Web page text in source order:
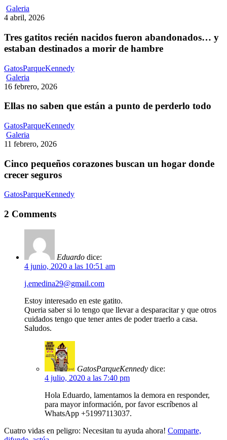
Galeria
gatitos
nacidos
fueron
abandonados…
estaban
destinados
a
de
4 abril, 2026
Tres gatitos recién nacidos fueron abandonados… y
estaban destinados a morir de hambre
GatosParqueKennedy
Galeria
no
que
a
punto
de
perderlo
16 febrero, 2026
Ellas no saben que están a punto de perderlo todo
GatosParqueKennedy
Galeria
pequeños
buscan
un
hogar
crecer
11 febrero, 2026
Cinco pequeños corazones buscan un hogar donde
crecer seguros
GatosParqueKennedy
2 Comments
Eduardo dice:
4 junio, 2020 a las 10:51 am
j.emedina29@gmail.com
Estoy interesado en este gatito.
Queria saber si lo tengo que llevar a desparacitar y que otros
cuidados tengo que tener antes de poder traerlo a casa.
Saludos.
GatosParqueKennedy dice:
4 julio, 2020 a las 7:40 pm
Hola Eduardo, lamentamos la demora en responder,
para mayor información, por favor escríbenos al
WhatsApp +51997113037.
Cuatro vidas en peligro: Necesitan tu ayuda ahora! Comparte,